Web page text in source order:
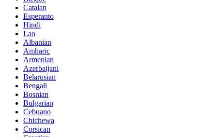
Catalan
Esperanto
Hindi
Lao
Albanian
Amharic
Armenian
Azerbaijani
Belarusian
Bengali
Bosnian
Bulgarian
Cebuano
Chichewa
Corsican